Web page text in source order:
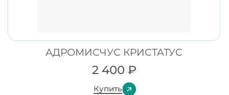
АДРОМИСЧУС КРИСТАТУС
2 400 ₽
Купить